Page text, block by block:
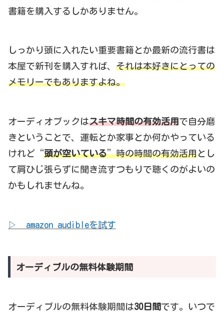
書籍を購入するしかありません。
しっかり頭に入れたい重要書籍とか最新の流行書は
本屋で新刊を購入すれば、 それは本好きにとっての
メモリーでもありますよね。
オーディオブックはスキマ時間の有効活用で自分磨
きということで、運転とか家事とか何かやっている
けれど“頭が空いている”時の時間の有効活用とし
て肩ひじ張らずに聞き流すつもりで聴くのがよいの
かもしれませんね。
▷ amazon audibleを試す
オーディブルの無料体験期間
オーディブルの無料体験期間は30日間です。いつで